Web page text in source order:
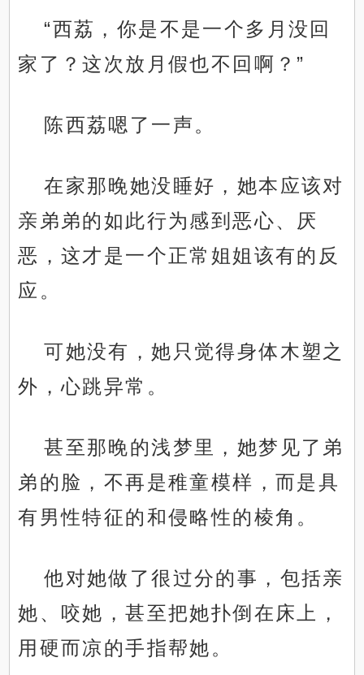
“西荔，你是不是一个多月没回
家了？这次放月假也不回啊？”
陈西荔嗯了一声。
在家那晚她没睡好，她本应该对
亲弟弟的如此行为感到恶心、厌
恶，这才是一个正常姐姐该有的反
应。
可她没有，她只觉得身体木塑之
外，心跳异常。
甚至那晚的浅梦里，她梦见了弟
弟的脸，不再是稚童模样，而是具
有男性特征的和侵略性的棱角。
他对她做了很过分的事，包括亲
她、咬她，甚至把她扑倒在床上，
用硬而凉的手指帮她。